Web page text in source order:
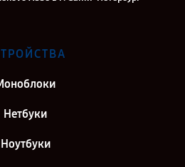
Нетбуки
Ноутбуки